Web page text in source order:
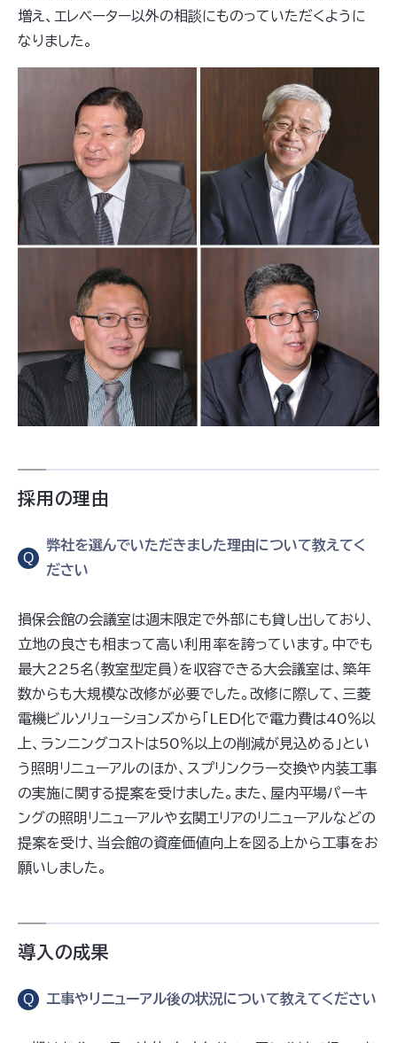
増え、エレベーター以外の相談にものっていただくように
なりました。
採用の理由
Q
弊社を選んでいただきました理由について教えてく
ださい
損保会館の会議室は週末限定で外部にも貸し出しており、
立地の良さも相まって高い利用率を誇っています。中でも
最大225名（教室型定員）を収容できる大会議室は、築年
数からも大規模な改修が必要でした。改修に際して、三菱
電機ビルソリューションズから「LED化で電力費は40％以
上、ランニングコストは50％以上の削減が見込める」とい
う照明リニューアルのほか、スプリンクラー交換や内装工事
の実施に関する提案を受けました。また、屋内平場パーキ
ングの照明リニューアルや玄関エリアのリニューアルなどの
提案を受け、当会館の資産価値向上を図る上から工事をお
願いしました。
導入の成果
Q 工事やリニューアル後の状況について教えてください